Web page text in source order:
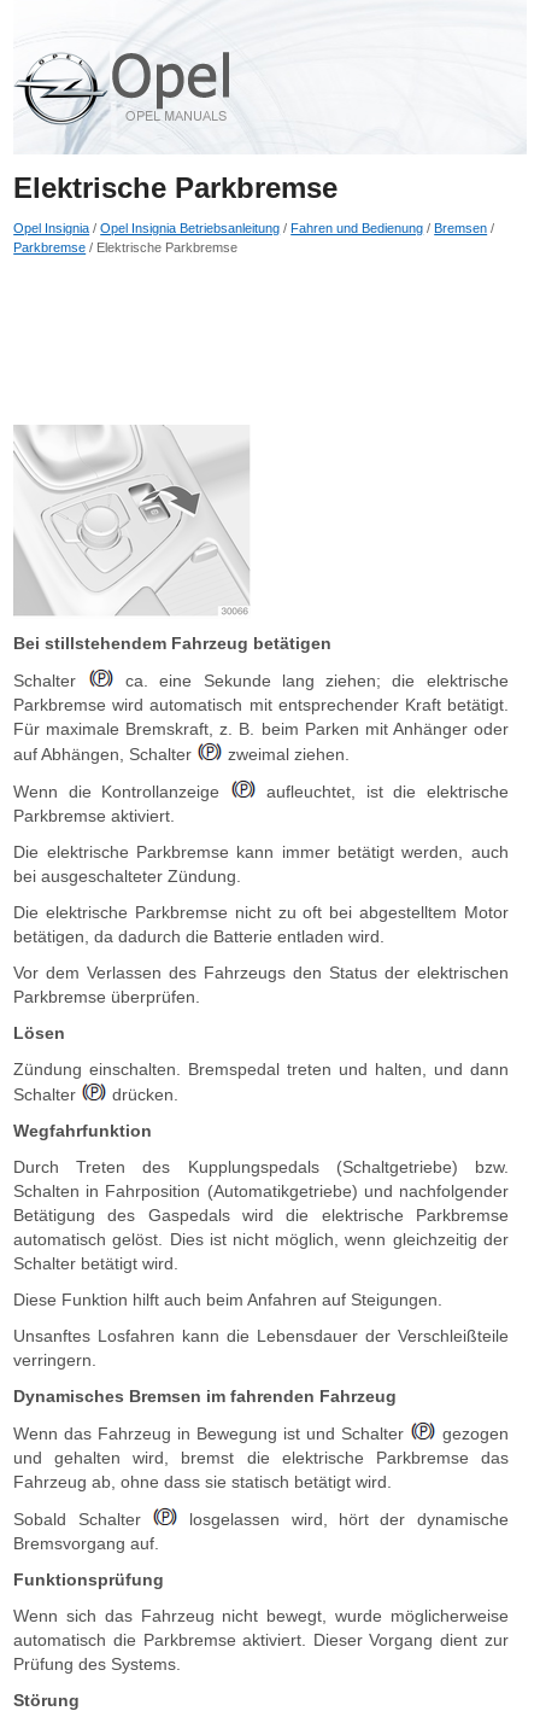
Elektrische Parkbremse
Opel Insignia /Opel Insignia Betriebsanleitung /Fahren und Bedienung /Bremsen /
Parkbremse / Elektrische Parkbremse
Bei stillstehendem Fahrzeug betätigen
Schalter
ca. eine Sekunde lang ziehen; die elektrische
Parkbremse wird automatisch mit entsprechender Kraft betätigt.
Für maximale Bremskraft, z. B. beim Parken mit Anhänger oder
auf Abhängen, Schalter
zweimal ziehen.
Wenn die Kontrollanzeige
aufleuchtet, ist die elektrische
Parkbremse aktiviert.
Die elektrische Parkbremse kann immer betätigt werden, auch
bei ausgeschalteter Zündung.
Die elektrische Parkbremse nicht zu oft bei abgestelltem Motor
betätigen, da dadurch die Batterie entladen wird.
Vor dem Verlassen des Fahrzeugs den Status der elektrischen
Parkbremse überprüfen.
Lösen
Zündung einschalten. Bremspedal treten und halten, und dann
Schalter
drücken.
Wegfahrfunktion
Durch Treten des Kupplungspedals (Schaltgetriebe) bzw.
Schalten in Fahrposition (Automatikgetriebe) und nachfolgender
Betätigung des Gaspedals wird die elektrische Parkbremse
automatisch gelöst. Dies ist nicht möglich, wenn gleichzeitig der
Schalter betätigt wird.
Diese Funktion hilft auch beim Anfahren auf Steigungen.
Unsanftes Losfahren kann die Lebensdauer der Verschleißteile
verringern.
Dynamisches Bremsen im fahrenden Fahrzeug
Wenn das Fahrzeug in Bewegung ist und Schalter
gezogen
und gehalten wird, bremst die elektrische Parkbremse das
Fahrzeug ab, ohne dass sie statisch betätigt wird.
Sobald Schalter
losgelassen wird, hört der dynamische
Bremsvorgang auf.
Funktionsprüfung
Wenn sich das Fahrzeug nicht bewegt, wurde möglicherweise
automatisch die Parkbremse aktiviert. Dieser Vorgang dient zur
Prüfung des Systems.
Störung